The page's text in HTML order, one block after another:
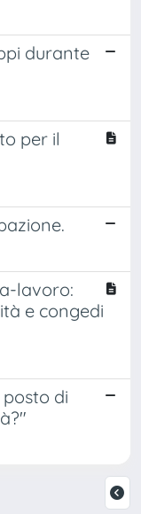
durante
per il
lavoro:
e congedi
di